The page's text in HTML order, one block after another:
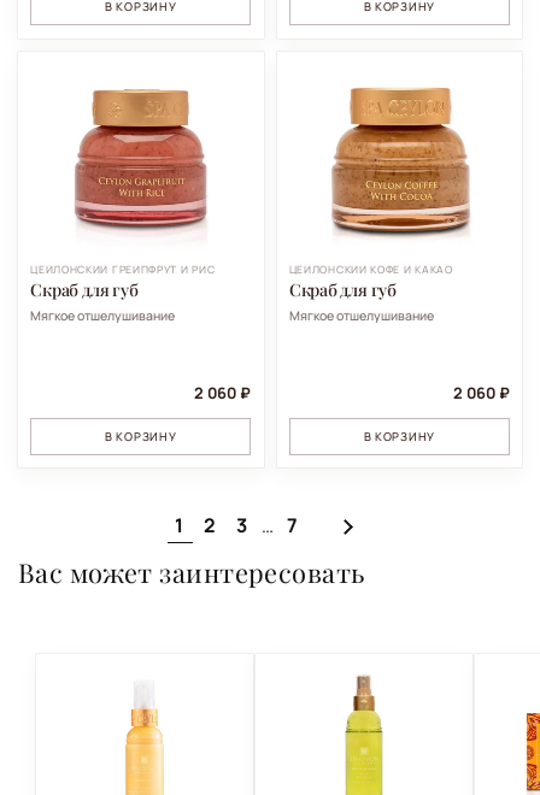
В КОРЗИНУ В КОРЗИНУ
ЦЕЙЛОНСКИЙ ГРЕЙПФРУТ И РИС
Скраб для губ
Мягкое отшелушивание
2 060 ₽
В КОРЗИНУ
ЦЕЙЛОНСКИЙ КОФЕ И КАКАО
Скраб для губ
Мягкое отшелушивание
2 060 ₽
В КОРЗИНУ
1 2 3 … 7
Вас может заинтересовать